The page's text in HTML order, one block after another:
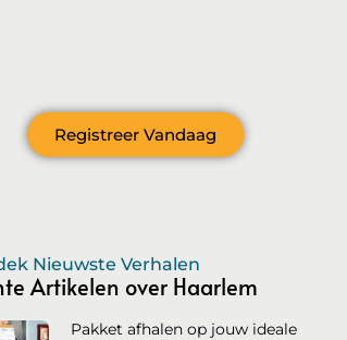
Registreer Vandaag
Nieuwste Verhalen
Artikelen over Haarlem
Pakket afhalen op jouw ideale